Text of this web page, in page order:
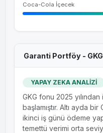
Coca-Cola İçecek
Garanti Portföy -
YAPAY ZEKA ANALİZİ
GKG fonu 2025
başlamıştır. Altı ayda
ikinci iş günü ödeme
temettü verimi orta